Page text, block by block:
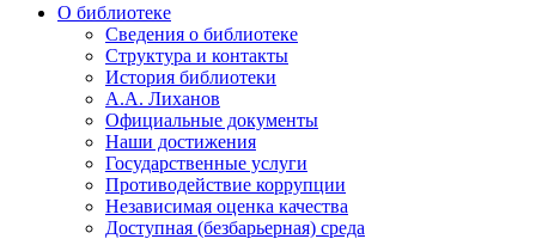
О библиотеке
Сведения о библиотеке
Структура и контакты
История библиотеки
А.А. Лиханов
Официальные документы
Наши достижения
Государственные услуги
Противодействие коррупции
Независимая оценка качества
Доступная (безбарьерная) среда